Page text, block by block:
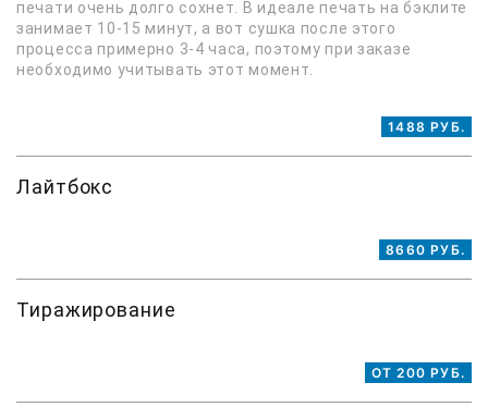
печати очень долго сохнет. В идеале печать на бэклите
занимает 10-15 минут, а вот сушка после этого
процесса примерно 3-4 часа, поэтому при заказе
необходимо учитывать этот момент.
1488 РУБ.
Лайтбокс
8660 РУБ.
Тиражирование
ОТ 200 РУБ.